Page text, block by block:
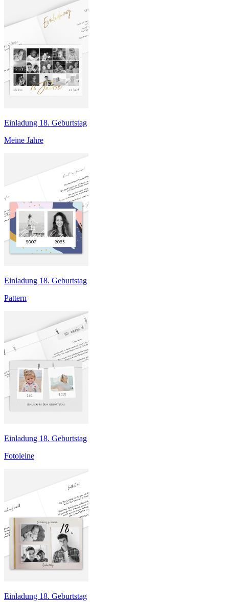
Einladung 18. Geburtstag
Meine Jahre
Einladung 18. Geburtstag
Pattern
Einladung 18. Geburtstag
Fotoleine
Einladung 18. Geburtstag